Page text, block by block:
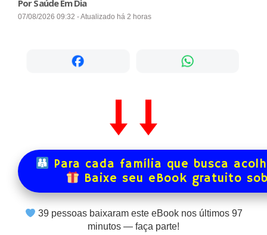
Por Saúde Em Dia
07/08/2026 09:32 - Atualizado há 2 horas
Para cada família que busca
Baixe seu eBook gratuito
39pessoas baixaram este eBook nos últimos 97
minutos — faça parte!